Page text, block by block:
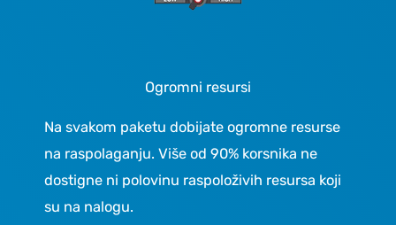
Ogromni resursi
Na svakom paketu dobijate ogromne resurse
na raspolaganju. Više od 90% korsnika ne
dostigne ni polovinu raspoloživih resursa koji
su na nalogu.